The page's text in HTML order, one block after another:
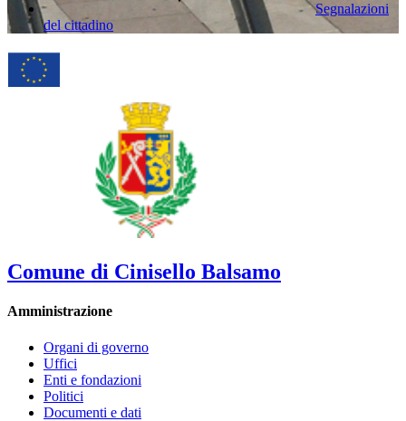
Segnalazioni
del cittadino
Comune di Cinisello Balsamo
Amministrazione
Organi di governo
Uffici
Enti e fondazioni
Politici
Documenti e dati